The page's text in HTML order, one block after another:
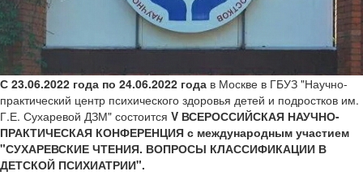
С 23.06.2022 года по 24.06.2022 года в Москве в ГБУЗ "Научно-
практический центр психического здоровья детей и подростков им.
Г.Е. Сухаревой ДЗМ" состоится V ВСЕРОССИЙСКАЯ НАУЧНО-
ПРАКТИЧЕСКАЯ КОНФЕРЕНЦИЯ с международным участием
"СУХАРЕВСКИЕ ЧТЕНИЯ. ВОПРОСЫ КЛАССИФИКАЦИИ В
ДЕТСКОЙ ПСИХИАТРИИ".